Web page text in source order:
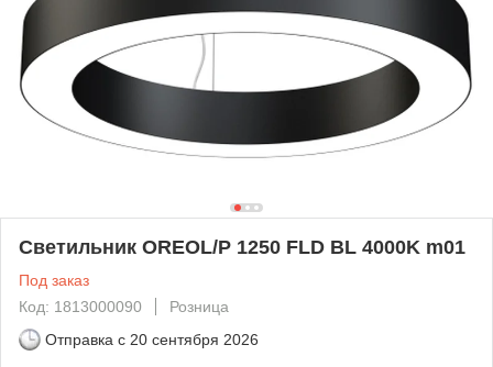
Светильник OREOL/P 1250 FLD BL 4000K m01
Под заказ
Код: 1813000090
Розница
Отправка с 20 сентября 2026